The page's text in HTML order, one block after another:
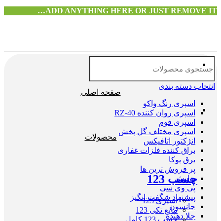
ADD ANYTHING HERE OR JUST REMOVE IT…
انتخاب دسته بندی
اسپری رنگ واکو
اسپری روان کننده RZ-40
اسپری فوم
اسپری مختلف گل پخش
انژکتور اتافیکس
براق کننده فلزات غفاری
برق پوکا
پر فروش ترین ها
پولیش
پی وی سی
پیشنهاد شگفت انگیز
جانسون
جلا دهنده
صفحه اصلی
محصولات
چسب 123
اسپری 123
مایع تکی 123
چسب 123 کامل